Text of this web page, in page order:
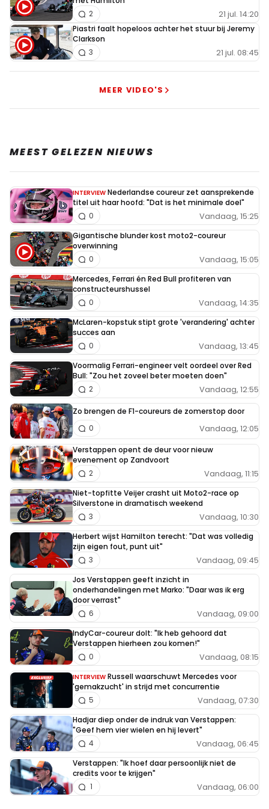
21 jul. 14:20
2
Piastri faalt hopeloos achter het stuur bij Jeremy
Clarkson
21 jul. 08:45
3
MEER VIDEO'S
MEEST GELEZEN NIEUWS
INTERVIEW Nederlandse coureur zet aansprekende
titel uit haar hoofd: "Dat is het minimale doel"
Vandaag, 15:25
0
Gigantische blunder kost moto2-coureur
overwinning
Vandaag, 15:05
0
Mercedes, Ferrari én Red Bull profiteren van
constructeurshussel
Vandaag, 14:35
0
McLaren-kopstuk stipt grote 'verandering' achter
succes aan
Vandaag, 13:45
0
Voormalig Ferrari-engineer velt oordeel over Red
Bull: "Zou het zoveel beter moeten doen"
Vandaag, 12:55
2
Zo brengen de F1-coureurs de zomerstop door
Vandaag, 12:05
0
Verstappen opent de deur voor nieuw
evenement op Zandvoort
Vandaag, 11:15
2
Niet-topfitte Veijer crasht uit Moto2-race op
Silverstone in dramatisch weekend
Vandaag, 10:30
3
Herbert wijst Hamilton terecht: "Dat was volledig
zijn eigen fout, punt uit"
Vandaag, 09:45
3
Jos Verstappen geeft inzicht in
onderhandelingen met Marko: "Daar was ik erg
door verrast"
Vandaag, 09:00
6
IndyCar-coureur dolt: "Ik heb gehoord dat
Verstappen hierheen zou komen!"
Vandaag, 08:15
0
INTERVIEW Russell waarschuwt Mercedes voor
'gemakzucht' in strijd met concurrentie
Vandaag, 07:30
5
Hadjar diep onder de indruk van Verstappen:
"Geef hem vier wielen en hij levert"
Vandaag, 06:45
4
Verstappen: "Ik hoef daar persoonlijk niet de
credits voor te krijgen"
Vandaag, 06:00
1